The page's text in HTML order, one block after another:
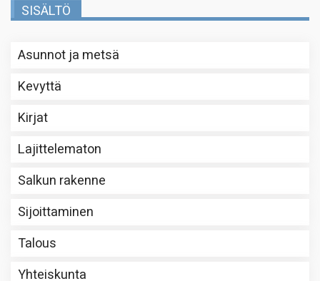
SISÄLTÖ
Asunnot ja metsä
Kevyttä
Kirjat
Lajittelematon
Salkun rakenne
Sijoittaminen
Talous
Yhteiskunta